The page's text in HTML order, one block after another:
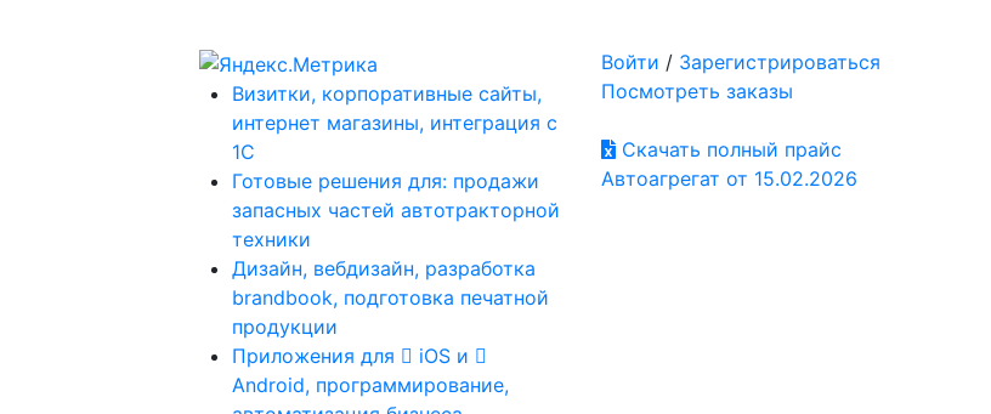
Визитки, корпоративные сайты,
интернет магазины, интеграция с
1С
Готовые решения для: продажи
запасных частей автотракторной
техники
Дизайн, вебдизайн, разработка
brandbook, подготовка печатной
продукции
Приложения для
iOS и
Android, программирование,
Войти / Зарегистрироваться
Посмотреть заказы
Скачать полный прайс
Автоагрегат от 15.02.2026